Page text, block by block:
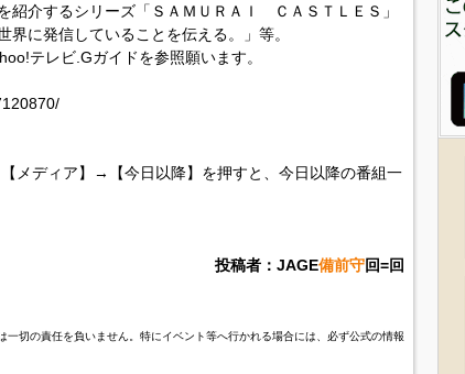
紹介するシリーズ「ＳＡＭＵＲＡＩ ＣＡＳＴＬＥＳ」
に発信していることを伝える。」等。
テレビ.Gガイドを参照願います。
メディア】→【今日以降】を押すと、今日以降の番組一
投稿者：JAGE備前守回=回
切の責任を負いません。特にイベント等へ行かれる場合には、必ず公式の情報